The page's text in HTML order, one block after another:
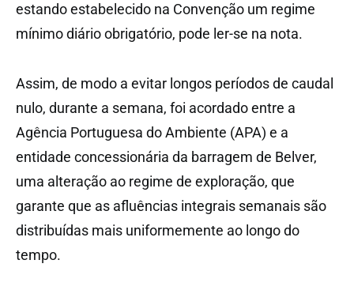
estando estabelecido na Convenção um regime
mínimo diário obrigatório, pode ler-se na nota.
Assim, de modo a evitar longos períodos de caudal
nulo, durante a semana, foi acordado entre a
Agência Portuguesa do Ambiente (APA) e a
entidade concessionária da barragem de Belver,
uma alteração ao regime de exploração, que
garante que as afluências integrais semanais são
distribuídas mais uniformemente ao longo do
tempo.